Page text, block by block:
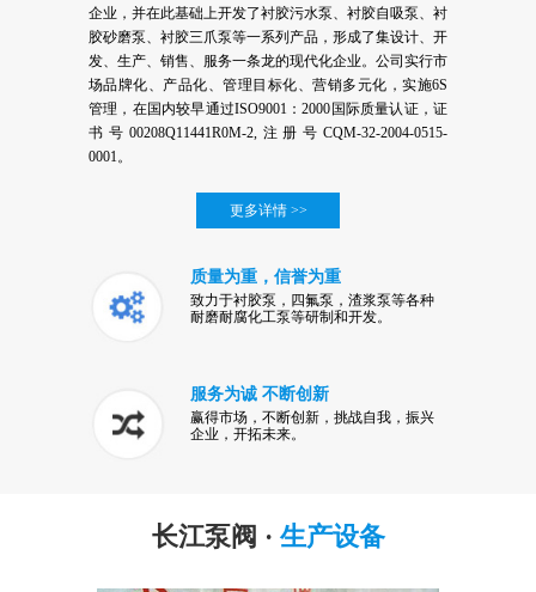
企业，并在此基础上开发了衬胶污水泵、衬胶自吸泵、衬
胶砂磨泵、衬胶三爪泵等一系列产品，形成了集设计、开
发、生产、销售、服务一条龙的现代化企业。公司实行市
场品牌化、产品化、管理目标化、营销多元化，实施6S
管理，在国内较早通过ISO9001：2000国际质量认证，证
书号00208Q11441R0M-2,注册号CQM-32-2004-0515-
0001。
更多详情 >>
质量为重，信誉为重
致力于衬胶泵，四氟泵，渣浆泵等各种
耐磨耐腐化工泵等研制和开发。
服务为诚 不断创新
赢得市场，不断创新，挑战自我，振兴
企业，开拓未来。
长江泵阀 · 生产设备